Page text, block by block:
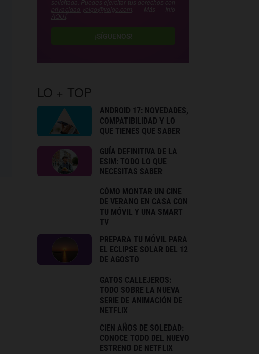
solicitada. Puedes ejercitar tus derechos con
privacidad-yoigo@yoigo.com . Más Info
AQUÍ
¡SÍGUENOS!
LO + TOP
ANDROID 17: NOVEDADES,
COMPATIBILIDAD Y LO
QUE TIENES QUE SABER
GUÍA DEFINITIVA DE LA
ESIM: TODO LO QUE
NECESITAS SABER
CÓMO MONTAR UN CINE
DE VERANO EN CASA CON
TU MÓVIL Y UNA SMART
TV
PREPARA TU MÓVIL PARA
EL ECLIPSE SOLAR DEL 12
DE AGOSTO
GATOS CALLEJEROS:
TODO SOBRE LA NUEVA
SERIE DE ANIMACIÓN DE
NETFLIX
CIEN AÑOS DE SOLEDAD:
CONOCE TODO DEL NUEVO
ESTRENO DE NETFLIX